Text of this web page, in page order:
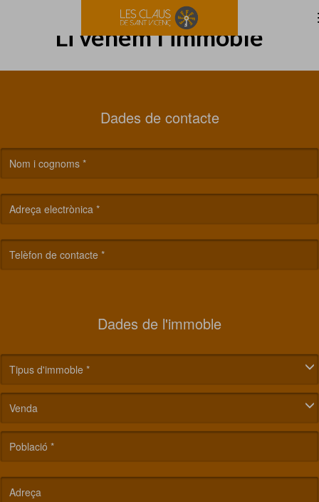
Li venem l'immoble
Dades de contacte
Dades de l'immoble
Tipus d'immoble *
Venda